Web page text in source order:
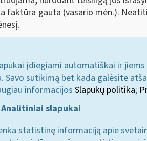
faktūra gauta (vasario mėn.).
įdiegiami automatiškai ir jiems
sutikimą bet kada galėsite
informacijos Slapukų politika;
Analitiniai slapukai
statistinę informaciją apie